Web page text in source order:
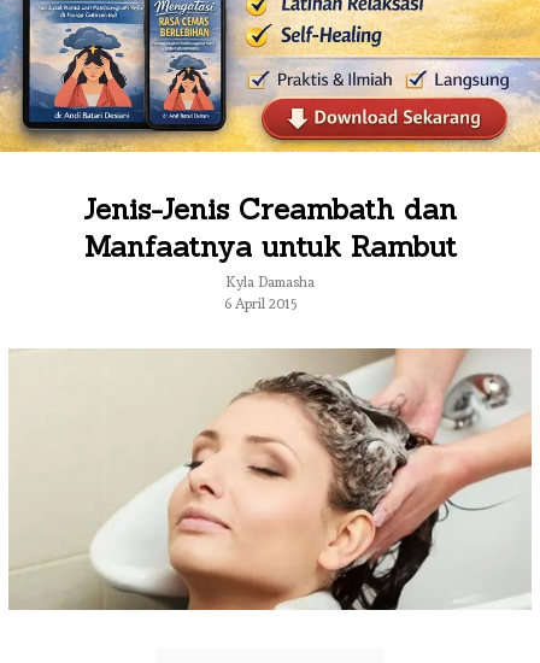
Jenis-Jenis Creambath dan
Manfaatnya untuk Rambut
Kyla Damasha
6 April 2015